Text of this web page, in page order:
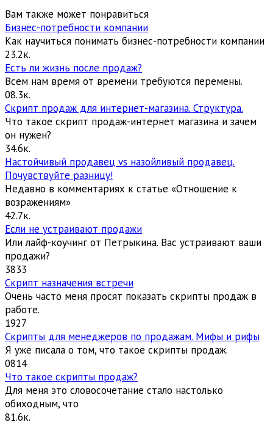
Вам также может понравиться
Бизнес-потребности компании
Как научиться понимать бизнес-потребности компании
23.2к.
Есть ли жизнь после продаж?
Всем нам время от времени требуются перемены.
08.3к.
Скрипт продаж для интернет-магазина. Структура.
Что такое скрипт продаж-интернет магазина и зачем
он нужен?
34.6к.
Настойчивый продавец vs назойливый продавец.
Почувствуйте разницу!
Недавно в комментариях к статье «Отношение к
возражениям»
42.7к.
Если не устраивают продажи
Или лайф-коучинг от Петрыкина. Вас устраивают ваши
продажи?
3833
Скрипт назначения встречи
Очень часто меня просят показать скрипты продаж в
работе.
1927
Скрипты для менеджеров по продажам. Мифы и рифы
Я уже писала о том, что такое скрипты продаж.
0814
Что такое скрипты продаж?
Для меня это словосочетание стало настолько
обиходным, что
81.6к.